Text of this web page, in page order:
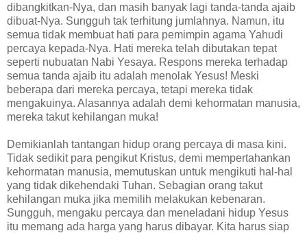
dibangkitkan-Nya, dan masih banyak lagi tanda-tanda ajaib
dibuat-Nya. Sungguh tak terhitung jumlahnya. Namun, itu
semua tidak membuat hati para pemimpin agama Yahudi
percaya kepada-Nya. Hati mereka telah dibutakan tepat
seperti nubuatan Nabi Yesaya. Respons mereka terhadap
semua tanda ajaib itu adalah menolak Yesus! Meski
beberapa dari mereka percaya, tetapi mereka tidak
mengakuinya. Alasannya adalah demi kehormatan manusia,
mereka takut kehilangan muka!
Demikianlah tantangan hidup orang percaya di masa kini.
Tidak sedikit para pengikut Kristus, demi mempertahankan
kehormatan manusia, memutuskan untuk mengikuti hal-hal
yang tidak dikehendaki Tuhan. Sebagian orang takut
kehilangan muka jika memilih melakukan kebenaran.
Sungguh, mengaku percaya dan meneladani hidup Yesus
itu memang ada harga yang harus dibayar. Kita harus siap